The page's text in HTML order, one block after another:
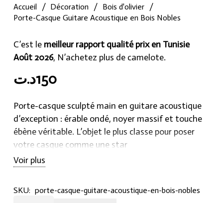
Accueil / Décoration / Bois d'olivier /
Porte-Casque Guitare Acoustique en Bois Nobles
C’est le meilleur rapport qualité prix en Tunisie
Août 2026, N’achetez plus de camelote.
150د.ت
Porte-casque sculpté main en guitare acoustique
d’exception : érable ondé, noyer massif et touche
ébène véritable. L’objet le plus classe pour poser
votre casque comme une star
Voir plus
SKU: porte-casque-guitare-acoustique-en-bois-nobles